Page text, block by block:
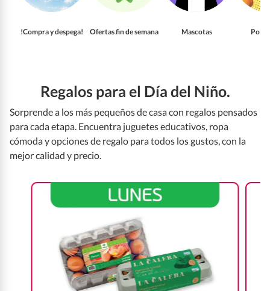
!Compra y despega! Ofertas fin de semana Mascotas
Regalos para el Día del Niño.
Sorprende a los más pequeños de casa con regalos pensados
para cada etapa. Encuentra juguetes educativos, ropa
cómoda y opciones de regalo para todos los gustos, con la
mejor calidad y precio.